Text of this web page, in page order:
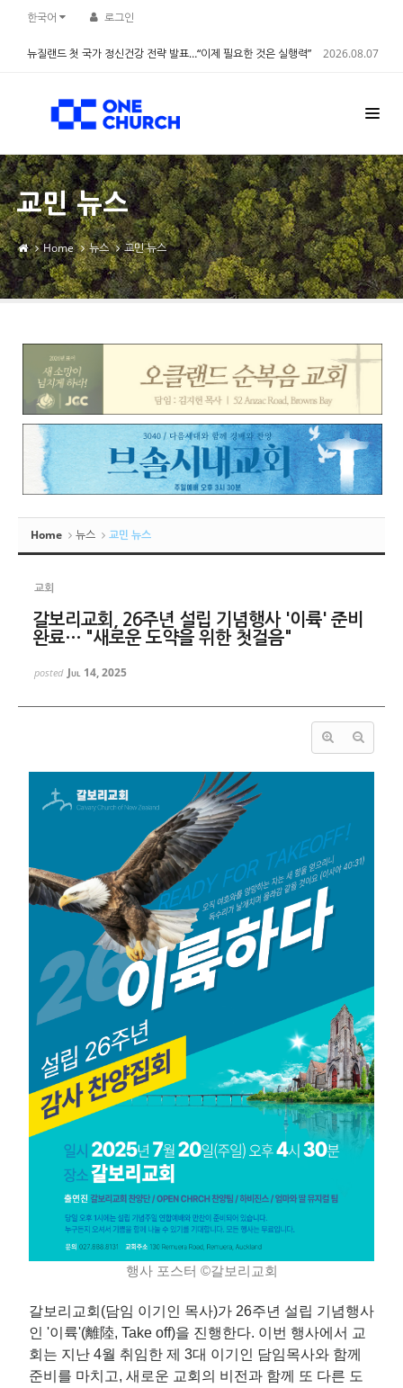
한국어 로그인
뉴질랜드 첫 국가 정신건강 전략 발표…“이제 필요한 것은 실행력” 2026.08.07
교민 뉴스
Home 뉴스 교민 뉴스
Home 뉴스 교민 뉴스
교회
갈보리교회, 26주년 설립 기념행사 '이륙' 준비
완료… "새로운 도약을 위한 첫걸음"
posted Jul 14, 2025
행사 포스터 ©갈보리교회
갈보리교회(담임 이기인 목사)가 26주년 설립 기념행사
인 '이륙'(離陸, Take off)을 진행한다. 이번 행사에서 교
회는 지난 4월 취임한 제 3대 이기인 담임목사와 함께
준비를 마치고, 새로운 교회의 비전과 함께 또 다른 도
Sketchbook5, 스케치북5